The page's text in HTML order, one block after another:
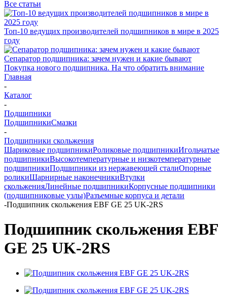
Все статьи
Топ-10 ведущих производителей подшипников в мире в 2025
году
Сепаратор подшипника: зачем нужен и какие бывают
Покупка нового подшипника. На что обратить внимание
Главная
-
Каталог
-
Подшипники
ПодшипникиСмазки
-
Подшипники скольжения
Шариковые подшипникиРоликовые подшипникиИгольчатые
подшипникиВысокотемпературные и низкотемпературные
подшипникиПодшипники из нержавеющей сталиОпорные
роликиШарнирные наконечникиВтулки
скольженияЛинейные подшипникиКорпусные подшипники
(подшипниковые узлы)Разъемные корпуса и детали
-Подшипник скольжения EBF GE 25 UK-2RS
Подшипник скольжения EBF
GE 25 UK-2RS